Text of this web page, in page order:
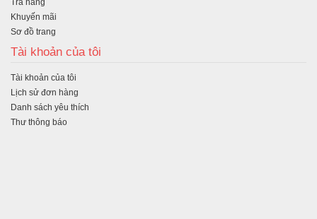
Khuyến mãi
Sơ đồ trang
Tài khoản của tôi
Tài khoản của tôi
Lịch sử đơn hàng
Danh sách yêu thích
Thư thông báo